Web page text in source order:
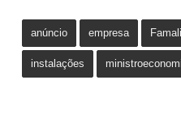
anúncio empresa
instalações